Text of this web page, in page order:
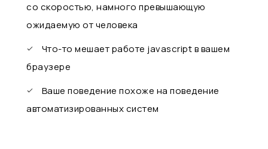
со скоростью, намного превышающую
ожидаемую от человека
Что-то мешает работе javascript в вашем
браузере
Ваше поведение похоже на поведение
автоматизированных систем